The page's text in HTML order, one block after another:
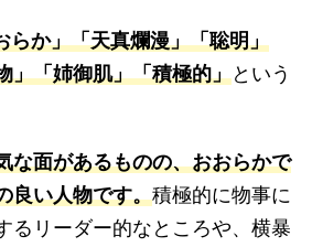
らか」「天真爛漫」「聡明」
」「姉御肌」「積極的」という
な面があるものの、おおらかで
良い人物です。積極的に物事に
るリーダー的なところや、横暴